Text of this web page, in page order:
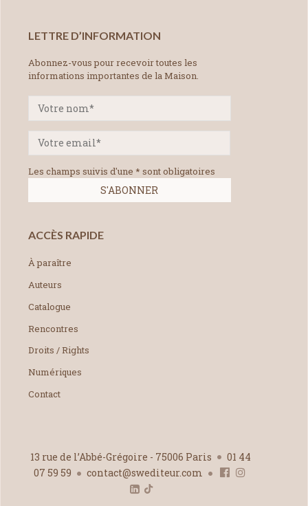
LETTRE D’INFORMATION
Abonnez-vous pour recevoir toutes les
informations importantes de la Maison.
Les champs suivis d'une * sont obligatoires
ACCÈS RAPIDE
À paraître
Auteurs
Catalogue
Rencontres
Droits / Rights
Numériques
Contact
13 rue de l’Abbé-Grégoire - 75006 Paris
01 44
07 59 59
contact@swediteur.com